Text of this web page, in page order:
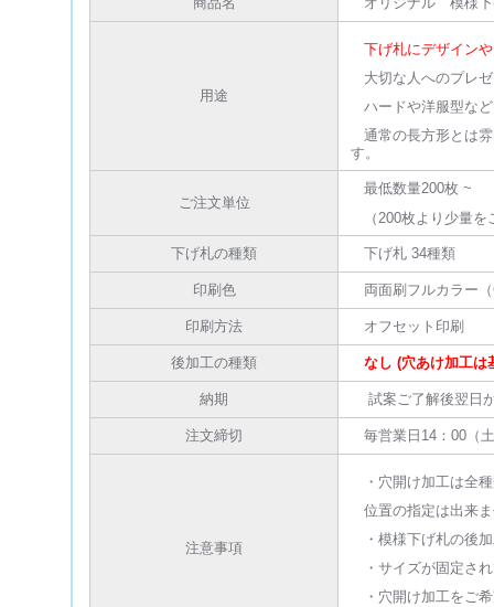
商品名 オリジナル 模様下
用途
下げ札にデザイン
大切な人へのプレゼ
ハードや洋服型な
通常の長方形とは雰
す。
ご注文単位
最低数量200枚 ~
（200枚より少量を
下げ札の種類 下げ札 34種類
印刷色 両面刷フルカラー（
印刷方法 オフセット印刷
後加工の種類 なし (穴あけ加工は
納期 試案ご了解後翌日
注文締切 毎営業日14：00（土
注意事項
・穴開け加工は全種
位置の指定は出来ま
・模様下げ札の後加
・サイズが固定され
・穴開け加工をご希